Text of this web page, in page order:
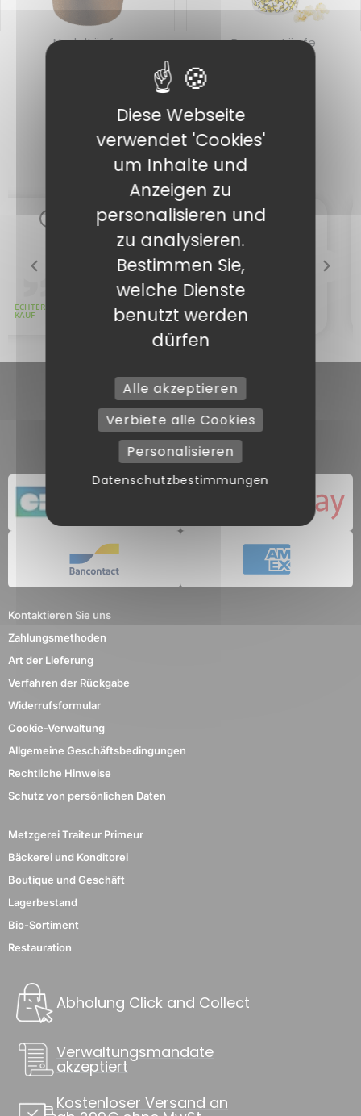
Nudeltöpfe Popcorntöpfe
Kontaktieren Sie uns
Zahlungsmethoden
Art der Lieferung
Verfahren der Rückgabe
Widerrufsformular
Cookie-Verwaltung
Allgemeine Geschäftsbedingungen
Rechtliche Hinweise
Schutz von persönlichen Daten
Metzgerei Traiteur Primeur
Bäckerei und Konditorei
Boutique und Geschäft
Lagerbestand
Bio-Sortiment
Restauration
Abholung Click and Collect
Verwaltungsmandate
akzeptiert
Kostenloser Versand an
Diese Webseite
verwendet 'Cookies'
um Inhalte und
Anzeigen zu
personalisieren und
zu analysieren.
Bestimmen Sie,
welche Dienste
benutzt werden
dürfen
Alle akzeptieren
Verbiete alle Cookies
Personalisieren
Datenschutzbestimmungen